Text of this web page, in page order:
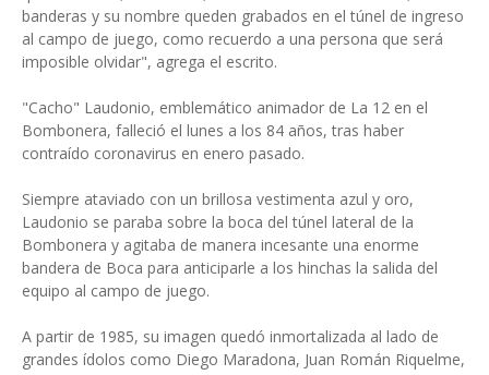
banderas y su nombre queden grabados en el túnel de ingreso
al campo de juego, como recuerdo a una persona que será
imposible olvidar", agrega el escrito.
"Cacho" Laudonio, emblemático animador de La 12 en el
Bombonera, falleció el lunes a los 84 años, tras haber
contraído coronavirus en enero pasado.
Siempre ataviado con un brillosa vestimenta azul y oro,
Laudonio se paraba sobre la boca del túnel lateral de la
Bombonera y agitaba de manera incesante una enorme
bandera de Boca para anticiparle a los hinchas la salida del
equipo al campo de juego.
A partir de 1985, su imagen quedó inmortalizada al lado de
grandes ídolos como Diego Maradona, Juan Román Riquelme,